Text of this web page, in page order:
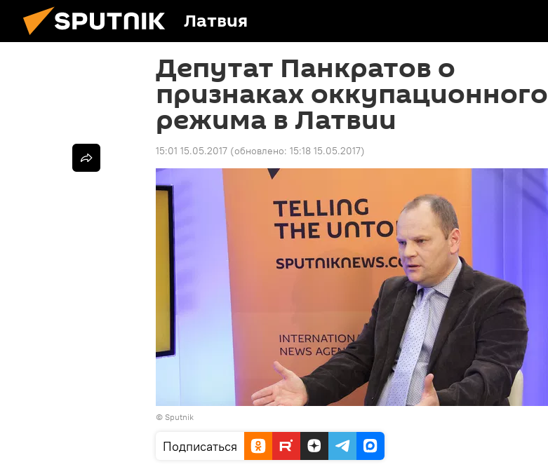
Латвия
Депутат Панкратов о
признаках оккупационного
режима в Латвии
15:01 15.05.2017 (обновлено: 15:18 15.05.2017)
© Sputnik
Подписаться